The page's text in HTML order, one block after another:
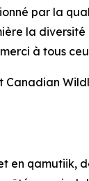
par la
la
à tous
Canadian
qamutiik,